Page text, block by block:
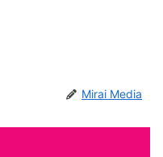
Mirai Media